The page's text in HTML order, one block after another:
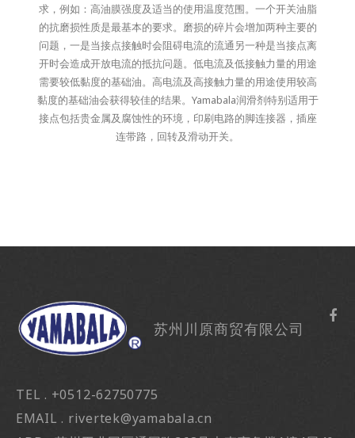
求，例如：高油膜强度及适当的使用温度范围。一个开关油脂
的抗磨损性质是最基本的要求。磨损的碎片会增加两种主要的
问题，一是当接点接触时会阻碍电流的流通另一种是当接点离
开时会造成开放电流的抵抗问题。低电流及低接触力量的用途
需要较低黏度的基础油。高电流及高接触力量的用途使用较高
黏度的基础油会获得较佳的结果。Yamabala润滑剂特别适用于
接点包括贵金属及腐蚀性的环境，印刷电路的脚连接器，插座
连带路，回转及滑动开关。
苏州川原商贸有限公司
TEL . +0512-62750775
EMAIL . rivertek@yamabala.cn